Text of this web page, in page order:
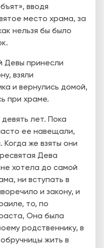
вводя
место храма, за
нельзя бы было
Девы принесли
взяли
и вернулись домой,
при храме.
лет. Пока
ее навещали,
же взяты они
Дева
хотела до самой
ни вступать в
и закону, и
то, по
Она была
родственнику, в
жить в